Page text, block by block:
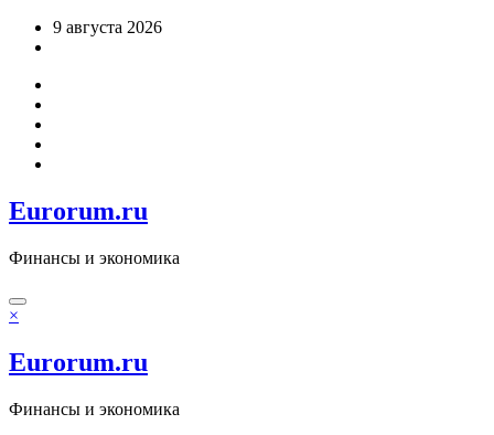
Перейти9 августа 2026
Eurorum.ru
Финансы и экономика
×
Eurorum.ru
Финансы и экономика